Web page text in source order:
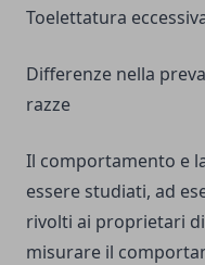
Toelettatura
Differenze nella
razze
Il comportamento e
essere studiati, ad
rivolti ai proprietari
misurare il